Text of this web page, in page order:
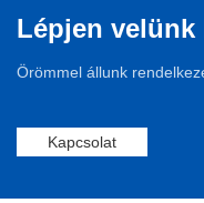
Lépjen velünk
Örömmel állunk
Kapcsolat